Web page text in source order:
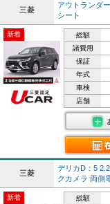
三菱
アウトランダ
シート
新着 総額
諸費用
保証
年式
車検
店舗
三菱
デリカD：5
クカメラ 両側
新着 総額